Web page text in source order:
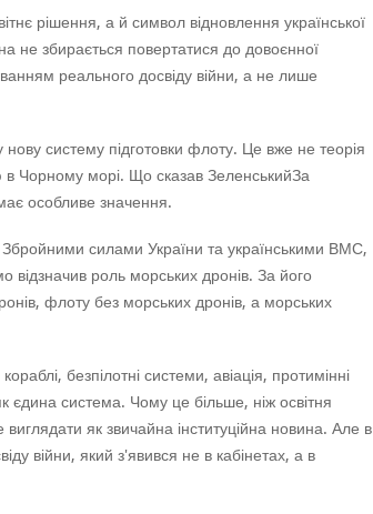
рішення, а й символ відновлення української
не збирається повертатися до довоєнної
реального досвіду війни, а не лише
систему підготовки флоту. Це вже не теорія
в Чорному морі. Що сказав ЗеленськийЗа
особливе значення.
силами України та українськими ВМС,
відзначив роль морських дронів. За його
флоту без морських дронів, а морських
безпілотні системи, авіація, протимінні
єдина система. Чому це більше, ніж освітня
як звичайна інституційна новина. Але в
війни, який з'явився не в кабінетах, а в